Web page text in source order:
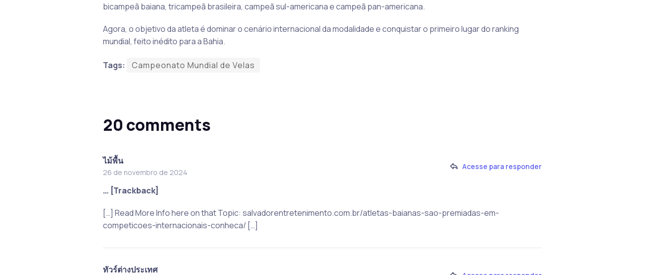
bicampeã baiana, tricampeã brasileira, campeã sul-americana e campeã pan-americana.
Agora, o objetivo da atleta é dominar o cenário internacional da modalidade e conquistar o primeiro lugar do ranking
mundial, feito inédito para a Bahia.
Tags: Campeonato Mundial de Velas
20 comments
ไม้พื้น
26 de novembro de 2024
Acesse para responder
… [Trackback]
[…] Read More Info here on that Topic: salvadorentretenimento.com.br/atletas-baianas-sao-premiadas-em-
competicoes-internacionais-conheca/ […]
ทัวร์ต่างประเทศ